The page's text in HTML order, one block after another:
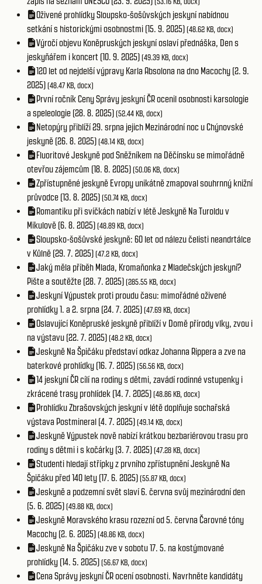
Oživené prohlídky Sloupsko-šošůvských jeskyní nabídnou
setkání s historickými osobnostmi (15. 9. 2025)(48.62 KB, docx)
Výročí objevu Koněpruských jeskyní oslaví přednáška, Den s
jeskyňářem i koncert (10. 9. 2025)(49.39 KB, docx)
120 let od nejdelší výpravy Karla Absolona na dno Macochy (2. 9.
2025)(48.47 KB, docx)
První ročník Ceny Správy jeskyní ČR ocenil osobnosti karsologie
a speleologie (28. 8. 2025)(52.44 KB, docx)
Netopýry přiblíží 29. srpna jejich Mezinárodní noc u Chýnovské
jeskyně (26. 8. 2025)(48.14 KB, docx)
Fluoritové Jeskyně pod Sněžníkem na Děčínsku se mimořádně
otevřou zájemcům (18. 8. 2025)(50.06 KB, docx)
Zpřístupněné jeskyně Evropy unikátně zmapoval souhrnný knižní
průvodce (13. 8. 2025)(50.74 KB, docx)
Romantiku při svíčkách nabízí v létě Jeskyně Na Turoldu v
Mikulově (6. 8. 2025)(48.89 KB, docx)
Sloupsko-šošůvské jeskyně: 60 let od nálezu čelisti neandrtálce
v Kůlně (29. 7. 2025)(47.2 KB, docx)
Jaký měla příběh Mlada, Kromaňonka z Mladečských jeskyní?
Pište a soutěžte (28. 7. 2025)(285.55 KB, docx)
Jeskyní Výpustek proti proudu času: mimořádné oživené
prohlídky 1. a 2. srpna (24. 7. 2025)(47.69 KB, docx)
Oslavující Koněpruské jeskyně přiblíží v Domě přírody vlky, zvou i
na výstavu (22. 7. 2025)(48.2 KB, docx)
Jeskyně Na Špičáku představí odkaz Johanna Rippera a zve na
baterkové prohlídky (16. 7. 2025)(56.56 KB, docx)
14 jeskyní ČR cílí na rodiny s dětmi, zavádí rodinné vstupenky i
zkrácené trasy prohlídek (14. 7. 2025)(48.86 KB, docx)
Prohlídku Zbrašovských jeskyní v létě doplňuje sochařská
výstava Postmineral (4. 7. 2025)(49.14 KB, docx)
Jeskyně Výpustek nově nabízí krátkou bezbariérovou trasu pro
rodiny s dětmi i s kočárky (3. 7. 2025)(47.28 KB, docx)
Studenti hledají střípky z prvního zpřístupnění Jeskyně Na
Špičáku před 140 lety (17. 6. 2025)(55.87 KB, docx)
Jeskyně a podzemní svět slaví 6. června svůj mezinárodní den
(5. 6. 2025)(49.88 KB, docx)
Jeskyně Moravského krasu rozezní od 5. června Čarovné tóny
Macochy (2. 6. 2025)(48.86 KB, docx)
Jeskyně Na Špičáku zve v sobotu 17. 5. na kostýmované
prohlídky (14. 5. 2025)(56.67 KB, docx)
Cena Správy jeskyní ČR ocení osobnosti. Navrhněte kandidáty